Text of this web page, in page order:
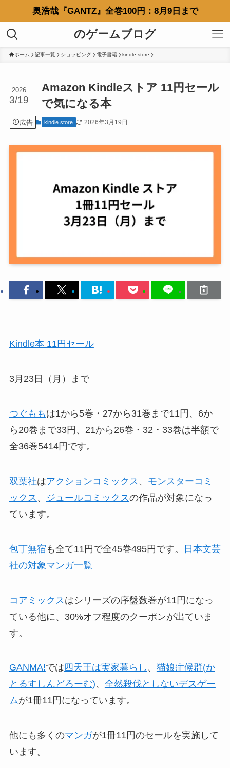
奥浩哉『GANTZ』全巻100円：8月9日まで
のゲームブログ
ホーム 記事一覧 ショッピング 電子書籍 kindle store
Amazon Kindleストア 11円セール
で気になる本
2026
3/19
広告 kindle store 2026年3月19日
Kindle本 11円セール
3月23日（月）まで
つぐもも は1から5巻・27から31巻まで11円、6か
ら20巻まで33円、21から26巻・32・33巻は半額で
全36巻5414円です。
双葉社はアクションコミックス 、 モンスターコミ
ックス 、 ジュールコミックスの作品が対象になっ
ています。
包丁無宿 も全て11円で全45巻495円です。
日本文芸
社の対象マンガ一覧
コアミックス はシリーズの序盤数巻が11円になっ
ている他に、30%オフ程度のクーポンが出ていま
す。
GANMA!では 四天王は実家暮らし 、 猫娘症候群(か
とるすしんどろーむ)、 全然殺伐としないデスゲー
ムが1冊11円になっています。
他にも多くのマンガが1冊11円のセールを実施して
います。